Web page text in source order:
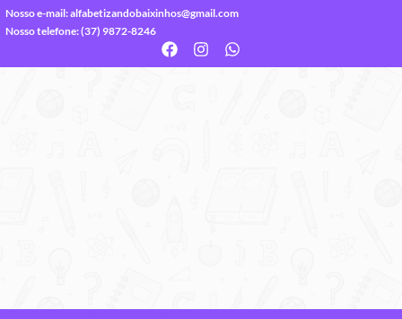
Nosso e-mail:alfabetizandobaixinhos@gmail.com
Nosso telefone: (37) 9872-8246